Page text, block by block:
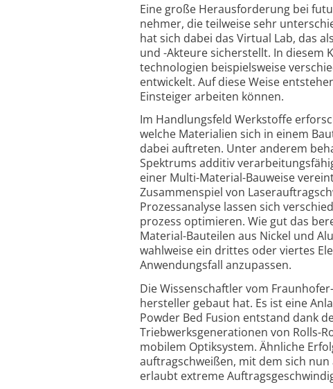
Eine große Herausforderung bei
nehmer, die teil­weise sehr
hat sich dabei das Virtual Lab, das
und -Akteure sicher­stellt. In
techno­logien beispiels­weise
entwickelt. Auf diese Weise
Einsteiger arbeiten können.
Im Handlungsfeld Werkstoffe
welche Materialien sich in einem
dabei auftreten. Unter anderem
Spektrums additiv
einer Multi-Material-Bauweise
Zusammen­spiel von
Prozess­analyse lassen sich
prozess optimieren. Wie gut das
Material-Bauteilen aus Nickel und
wahl­weise ein drittes oder viertes
Anwendungs­fall anzu­passen.
Die Wissenschaftler vom
hersteller gebaut hat. Es ist eine
Powder Bed Fusion entstand dank
Triebwerks­generationen von Rolls-
mobilem Optik­system. Ähnliche
auftrag­schweißen, mit dem sich
erlaubt extreme